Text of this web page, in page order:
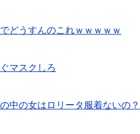
どうすんのこれｗｗｗｗｗ
マスクしろ
中の女はロリータ服着ないの？